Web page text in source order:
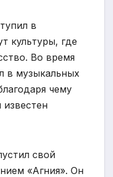
в
культуры, где
Во время
в музыкальных
чему
известен
свой
«Агния». Он